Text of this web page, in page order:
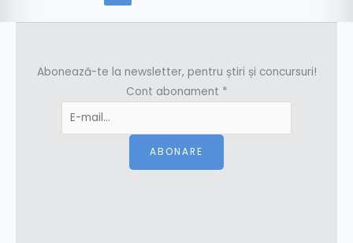
Abonează-te la newsletter, pentru știri și concursuri!
Cont abonament *
ABONARE